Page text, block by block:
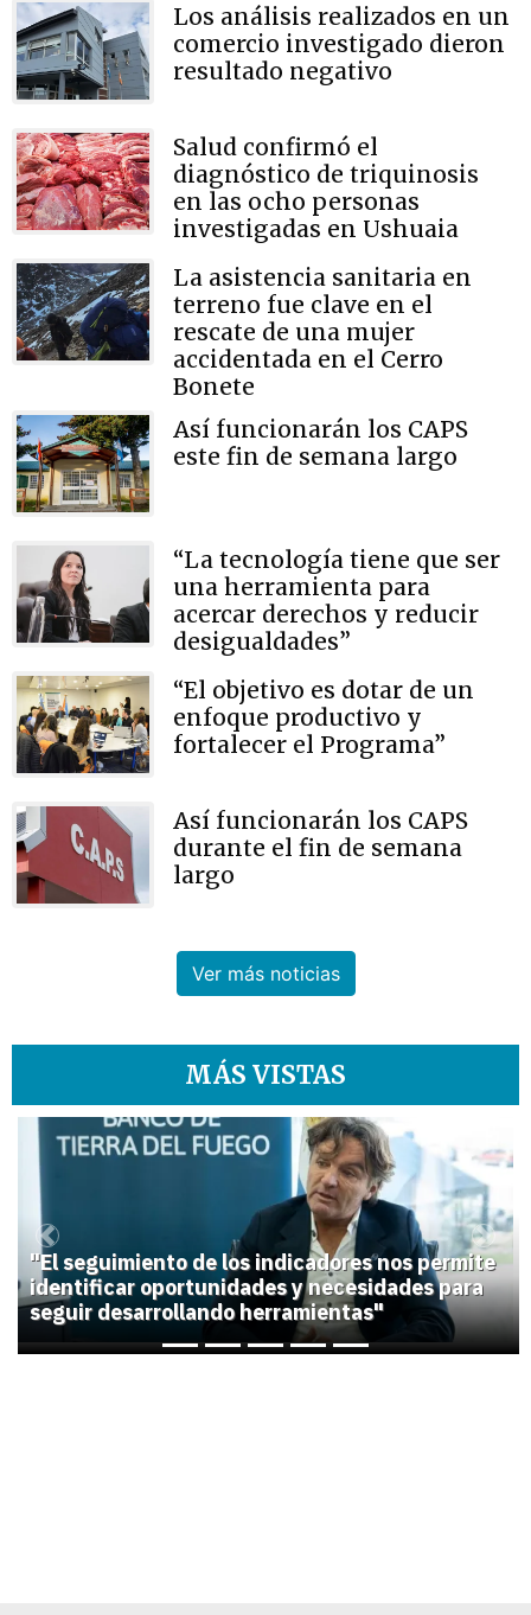
Los análisis realizados en un
comercio investigado dieron
resultado negativo
Salud confirmó el
diagnóstico de triquinosis
en las ocho personas
investigadas en Ushuaia
La asistencia sanitaria en
terreno fue clave en el
rescate de una mujer
accidentada en el Cerro
Bonete
Así funcionarán los CAPS
este fin de semana largo
“La tecnología tiene que ser
una herramienta para
acercar derechos y reducir
desigualdades”
“El objetivo es dotar de un
enfoque productivo y
fortalecer el Programa”
Así funcionarán los CAPS
durante el fin de semana
largo
Ver más noticias
MÁS VISTAS
1
"El seguimiento de los indicadores nos permite
identificar oportunidades y necesidades para
seguir desarrollando herramientas"
Previous Next